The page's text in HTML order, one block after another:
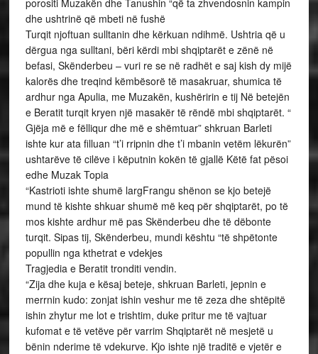
porositi Muzakën dhe Tanushin “që ta zhvendosnin kampin
dhe ushtrinë që mbeti në fushë
Turqit njoftuan sulltanin dhe kërkuan ndihmë. Ushtria që u
dërgua nga sulltani, bëri kërdi mbi shqiptarët e zënë në
befasi, Skënderbeu – vuri re se në radhët e saj kish dy mijë
kalorës dhe treqind këmbësorë të masakruar, shumica të
ardhur nga Apulia, me Muzakën, kushëririn e tij Në betejën
e Beratit turqit kryen një masakër të rëndë mbi shqiptarët. “
Gjëja më e fëlliqur dhe më e shëmtuar” shkruan Barleti
ishte kur ata filluan “t’i rripnin dhe t’i mbanin vetëm lëkurën”
ushtarëve të cilëve i këputnin kokën të gjallë Këtë fat pësoi
edhe Muzak Topia
“Kastrioti ishte shumë largFrangu shënon se kjo betejë
mund të kishte shkuar shumë më keq për shqiptarët, po të
mos kishte ardhur më pas Skënderbeu dhe të dëbonte
turqit. Sipas tij, Skënderbeu, mundi kështu “të shpëtonte
popullin nga kthetrat e vdekjes
Tragjedia e Beratit tronditi vendin.
“Zija dhe kuja e kësaj beteje, shkruan Barleti, jepnin e
merrnin kudo: zonjat ishin veshur me të zeza dhe shtëpitë
ishin zhytur me lot e trishtim, duke pritur me të vajtuar
kufomat e të vetëve për varrim Shqiptarët në mesjetë u
bënin nderime të vdekurve. Kjo ishte një traditë e vjetër e